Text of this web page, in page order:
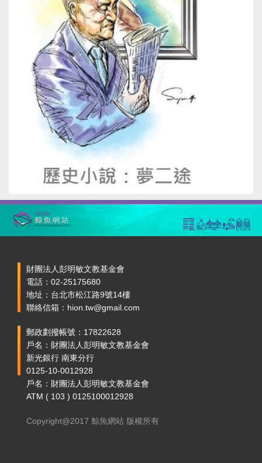
財團法人彭明敏文教基金會
電話：02-25175680
地址：台北市松江路9號14樓
聯絡信箱：hion.tw@gmail.com
郵政劃撥帳號：17822628
戶名：財團法人彭明敏文教基金會
新光銀行 南東分行
0125-10-0012928
戶名：財團法人彭明敏文教基金會
ATM ( 103 ) 0125100012928
Copyright@2017 鯨魚網站 版權所有